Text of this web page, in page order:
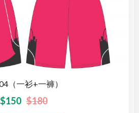
（一衫+一褲）
$180
$150